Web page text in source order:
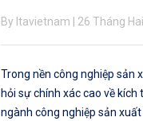
By ltavietnam | 26 Tháng
Trong nền công nghiệp sản
hỏi sự chính xác cao về kích
ngành công nghiệp sản